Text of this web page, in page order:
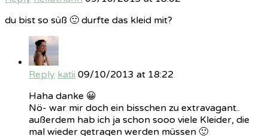
du bist so süß 🙂 durfte das kleid mit?
Reply katii 09/10/2013 at 18:22
Haha danke 😀
Nö- war mir doch ein bisschen zu extravagant..
außerdem hab ich ja schon sooo viele Kleider, die
mal wieder getragen werden müssen 🙂